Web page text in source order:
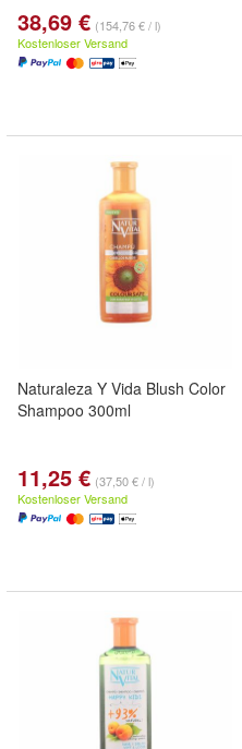
38,69 € (154,76 € / l)
Kostenloser Versand
Naturaleza Y Vida Blush Color
Shampoo 300ml
11,25 € (37,50 € / l)
Kostenloser Versand